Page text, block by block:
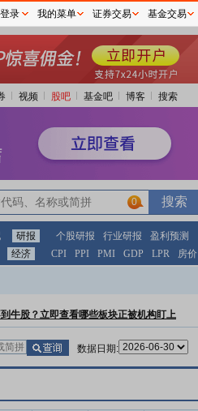
视频 股吧 基金吧 博客 搜索
0
研报 个股研报 行业研报
盈利预测
经济 CPI PPI PMI GDP LPR 房价
牛股？立即查看哪些板块正被机构盯上
数据日期:
登录 我的菜单 证券交易 基金交易